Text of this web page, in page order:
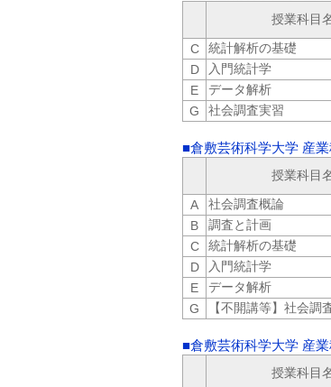
授業科目
C
統計解析の基礎
D
入門統計学
E
データ解析
G
社会調査実習
■倉敷芸術科学大学 産
授業科目
A
社会調査概論
B
調査と計画
C
統計解析の基礎
D
入門統計学
E
データ解析
G
【不開講等】社会調
■倉敷芸術科学大学 産
授業科目